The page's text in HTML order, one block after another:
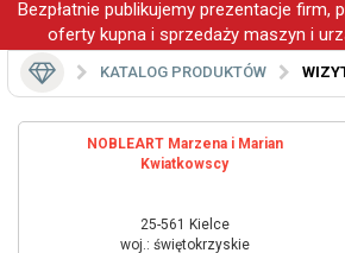
Bezpłatnie publikujemy prezentacje firm,
oferty kupna i sprzedaży maszyn i
KATALOG PRODUKTÓW
NOBLEART Marzena i Marian
Kwiatkowscy
25-561 Kielce
woj.: świętokrzyskie